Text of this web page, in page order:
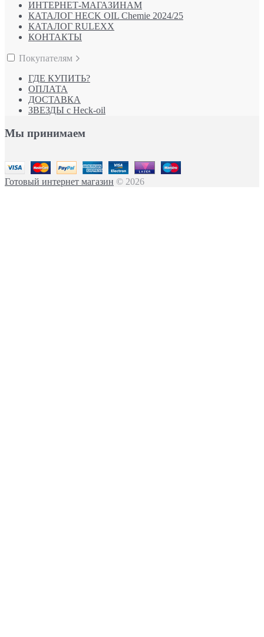
ИНТЕРНЕТ-МАГАЗИНАМ
КАТАЛОГ HECK OIL Chemie 2024/25
КАТАЛОГ RULEXX
КОНТАКТЫ
Покупателям
ГДЕ КУПИТЬ?
ОПЛАТА
ДОСТАВКА
ЗВЕЗДЫ с Heck-oil
Мы принимаем
Готовый интернет магазин © 2026